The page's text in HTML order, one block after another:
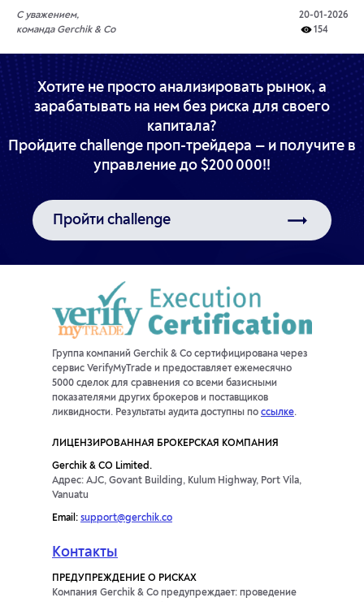
С уважением,
команда Gerchik & Co
20-01-2026
154
Хотите не просто анализировать рынок, а
зарабатывать на нем без риска для своего
капитала?
Пройдите challenge проп-трейдера — и получите в
управление до $200 000!!
Пройти challenge
Группа компаний Gerchik & Co сертифицирована через
сервис VerifyMyTrade и предоставляет ежемесячно
5000 сделок для сравнения со всеми базисными
показателями других брокеров и поставщиков
ликвидности. Результаты аудита доступны по ссылке.
ЛИЦЕНЗИРОВАННАЯ БРОКЕРСКАЯ КОМПАНИЯ
Gerchik & CO Limited.
Адрес: AJC, Govant Building, Kulum Highway, Port Vila,
Vanuatu
Email: support@gerchik.co
Контакты
ПРЕДУПРЕЖДЕНИЕ О РИСКАХ
Компания Gerchik & Co предупреждает: проведение